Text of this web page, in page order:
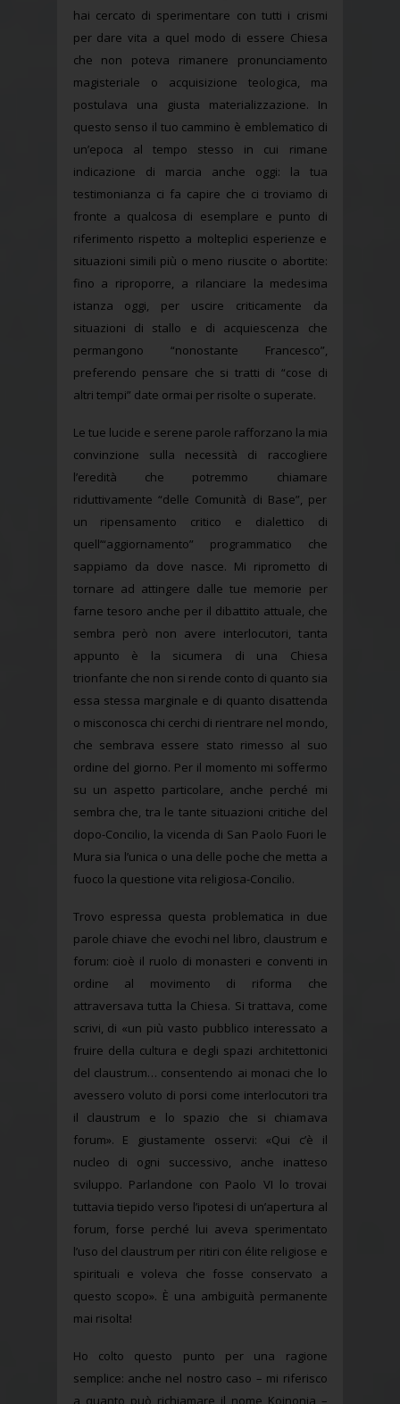
hai cercato di sperimentare con tutti i crismi
per dare vita a quel modo di essere Chiesa
che non poteva rimanere pronunciamento
magisteriale o acquisizione teologica, ma
postulava una giusta materializzazione. In
questo senso il tuo cammino è emblematico di
un’epoca al tempo stesso in cui rimane
indicazione di marcia anche oggi: la tua
testimonianza ci fa capire che ci troviamo di
fronte a qualcosa di esemplare e punto di
riferimento rispetto a molteplici esperienze e
situazioni simili più o meno riuscite o abortite:
fino a riproporre, a rilanciare la medesima
istanza oggi, per uscire criticamente da
situazioni di stallo e di acquiescenza che
permangono “nonostante Francesco”,
preferendo pensare che si tratti di “cose di
altri tempi” date ormai per risolte o superate.
Le tue lucide e serene parole rafforzano la mia
convinzione sulla necessità di raccogliere
l’eredità che potremmo chiamare
riduttivamente “delle Comunità di Base”, per
un ripensamento critico e dialettico di
quell’“aggiornamento” programmatico che
sappiamo da dove nasce. Mi riprometto di
tornare ad attingere dalle tue memorie per
farne tesoro anche per il dibattito attuale, che
sembra però non avere interlocutori, tanta
appunto è la sicumera di una Chiesa
trionfante che non si rende conto di quanto sia
essa stessa marginale e di quanto disattenda
o misconosca chi cerchi di rientrare nel mondo,
che sembrava essere stato rimesso al suo
ordine del giorno. Per il momento mi soffermo
su un aspetto particolare, anche perché mi
sembra che, tra le tante situazioni critiche del
dopo-Concilio, la vicenda di San Paolo Fuori le
Mura sia l’unica o una delle poche che metta a
fuoco la questione vita religiosa-Concilio.
Trovo espressa questa problematica in due
parole chiave che evochi nel libro, claustrum e
forum: cioè il ruolo di monasteri e conventi in
ordine al movimento di riforma che
attraversava tutta la Chiesa. Si trattava, come
scrivi, di «un più vasto pubblico interessato a
fruire della cultura e degli spazi architettonici
del claustrum… consentendo ai monaci che lo
avessero voluto di porsi come interlocutori tra
il claustrum e lo spazio che si chiamava
forum». E giustamente osservi: «Qui c’è il
nucleo di ogni successivo, anche inatteso
sviluppo. Parlandone con Paolo VI lo trovai
tuttavia tiepido verso l’ipotesi di un’apertura al
forum, forse perché lui aveva sperimentato
l’uso del claustrum per ritiri con élite religiose e
spirituali e voleva che fosse conservato a
questo scopo». È una ambiguità permanente
mai risolta!
Ho colto questo punto per una ragione
semplice: anche nel nostro caso – mi riferisco
a quanto può richiamare il nome Koinonia –